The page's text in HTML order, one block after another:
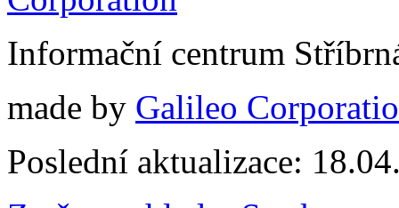
Informační centrum
made by Galileo
Poslední aktualizace: